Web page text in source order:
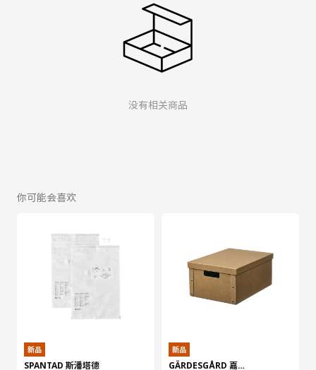
没有相关商品
你可能会喜欢
新品
SPANTAD 斯潘塔德
新品
GÄRDESGÅRD 嘉德斯加